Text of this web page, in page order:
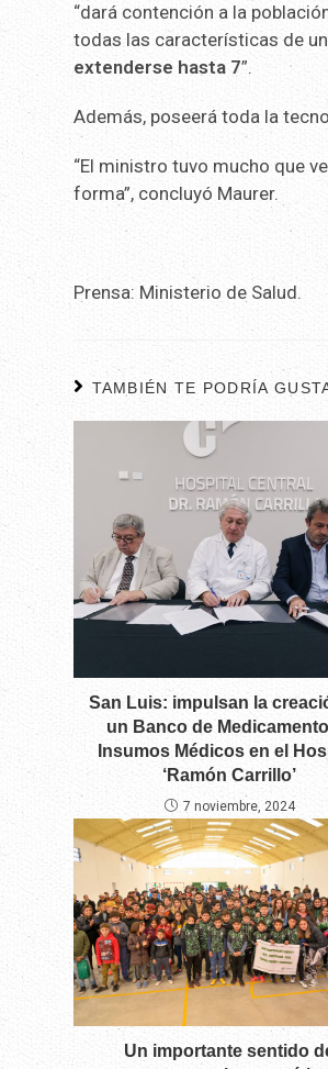
“dará contención a la
todas las características de
extenderse hasta 7”.
Además, poseerá toda la
“El ministro tuvo mucho que
forma”, concluyó Maurer.
Prensa: Ministerio de Salud.
TAMBIÉN TE PODRÍA
San Luis: impulsan la
un Banco de
Insumos Médicos en el
‘Ramón Carrillo’
7 noviembre, 2024
Un importante sentido